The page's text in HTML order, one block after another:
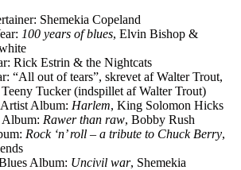
Shemekia Copeland
100 years of blues, Elvin Bishop &
Rick Estrin & the Nightcats
“All out of tears”, skrevet af Walter Trout,
Tucker (indspillet af Walter Trout)
Album: Harlem, King Solomon Hicks
Album: Rawer than raw, Bobby Rush
Rock ‘n’ roll – a tribute to Chuck Berry,
Album: Uncivil war, Shemekia